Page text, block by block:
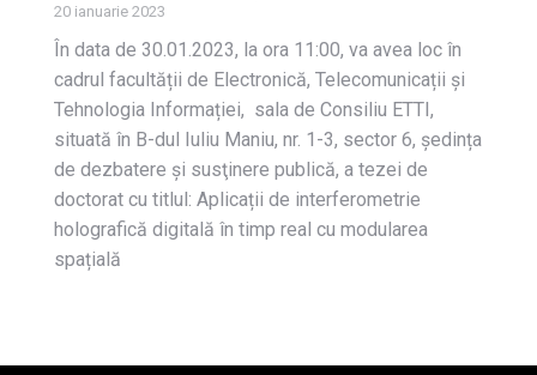
20 ianuarie 2023
În data de 30.01.2023, la ora 11:00, va avea loc în
cadrul facultății de Electronică, Telecomunicații și
Tehnologia Informației, sala de Consiliu ETTI,
situată în B-dul Iuliu Maniu, nr. 1-3, sector 6, ședința
de dezbatere și susţinere publică, a tezei de
doctorat cu titlul: Aplicații de interferometrie
holografică digitală în timp real cu modularea
spațială